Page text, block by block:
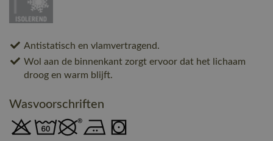
Antistatisch en vlamvertragend.
Wol aan de binnenkant zorgt ervoor dat het lichaam
droog en warm blijft.
Wasvoorschriften